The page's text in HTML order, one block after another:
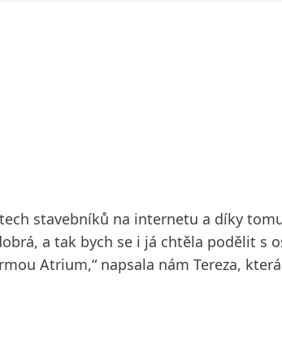
stavebníků na internetu a díky
a tak bych se i já chtěla podělit s
Atrium,“ napsala nám Tereza,